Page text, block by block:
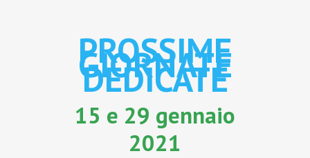
PROSSIME
GIORNATE
DEDICATE
15 e 29 gennaio
2021